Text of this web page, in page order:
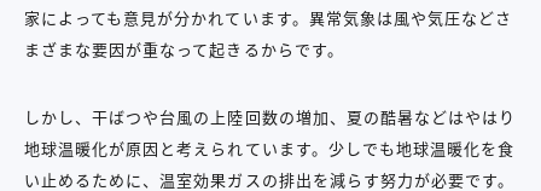
家によっても意見が分かれています。異常気象は風や気圧などさ
まざまな要因が重なって起きるからです。
しかし、干ばつや台風の上陸回数の増加、夏の酷暑などはやはり
地球温暖化が原因と考えられています。少しでも地球温暖化を食
い止めるために、温室効果ガスの排出を減らす努力が必要です。